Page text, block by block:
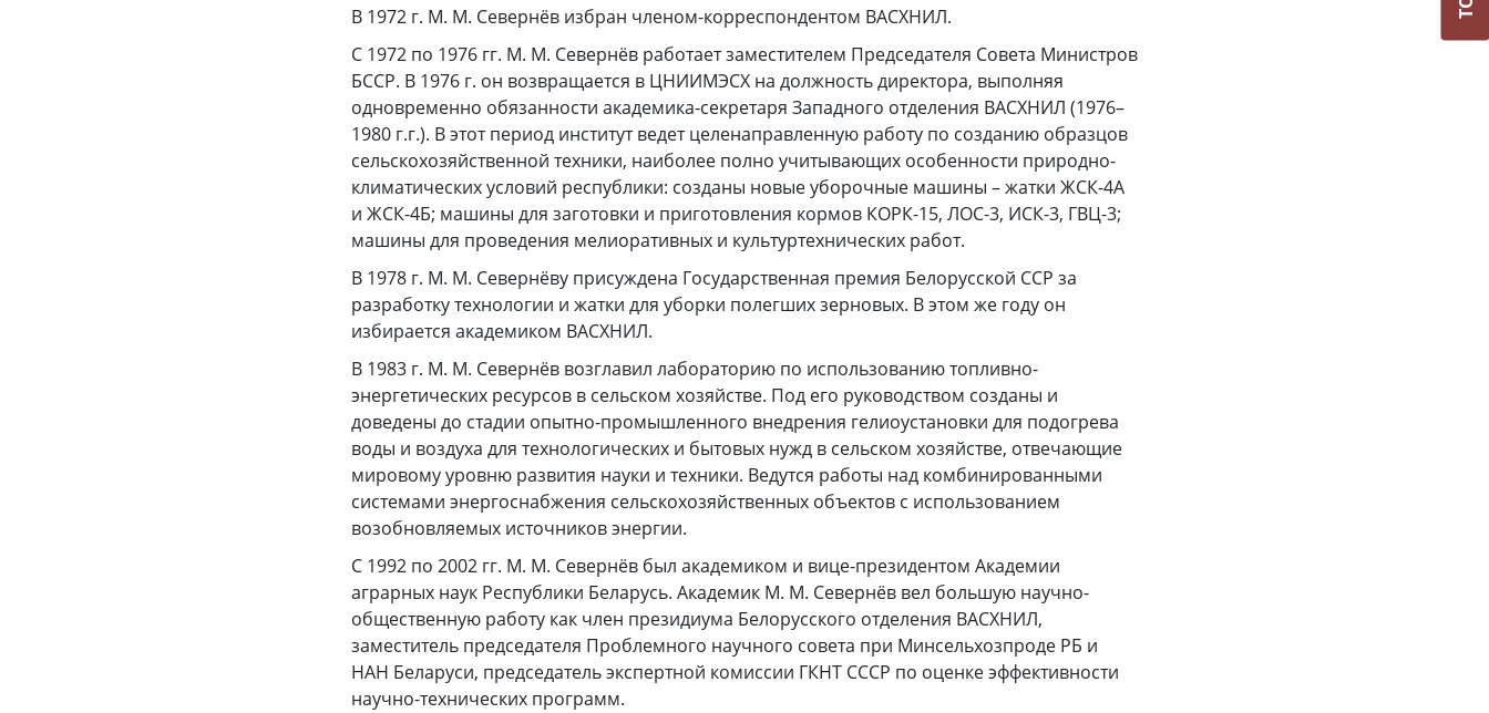
В 1972 г. М. М. Севернёв избран членом-корреспондентом ВАСХНИЛ.
С 1972 по 1976 гг. М. М. Севернёв работает заместителем Председателя Совета Министров
БССР. В 1976 г. он возвращается в ЦНИИМЭСХ на должность директора, выполняя
одновременно обязанности академика-секретаря Западного отделения ВАСХНИЛ (1976–
1980 г.г.). В этот период институт ведет целенаправленную работу по созданию образцов
сельскохозяйственной техники, наиболее полно учитывающих особенности природно-
климатических условий республики: созданы новые уборочные машины – жатки ЖСК-4А
и ЖСК-4Б; машины для заготовки и приготовления кормов КОРК-15, ЛОС-3, ИСК-3, ГВЦ-3;
машины для проведения мелиоративных и культуртехнических работ.
В 1978 г. М. М. Севернёву присуждена Государственная премия Белорусской ССР за
разработку технологии и жатки для уборки полегших зерновых. В этом же году он
избирается академиком ВАСХНИЛ.
В 1983 г. М. М. Севернёв возглавил лабораторию по использованию топливно-
энергетических ресурсов в сельском хозяйстве. Под его руководством созданы и
доведены до стадии опытно-промышленного внедрения гелиоустановки для подогрева
воды и воздуха для технологических и бытовых нужд в сельском хозяйстве, отвечающие
мировому уровню развития науки и техники. Ведутся работы над комбинированными
системами энергоснабжения сельскохозяйственных объектов с использованием
возобновляемых источников энергии.
С 1992 по 2002 гг. М. М. Севернёв был академиком и вице-президентом Академии
аграрных наук Республики Беларусь. Академик М. М. Севернёв вел большую научно-
общественную работу как член президиума Белорусского отделения ВАСХНИЛ,
заместитель председателя Проблемного научного совета при Минсельхозпроде РБ и
НАН Беларуси, председатель экспертной комиссии ГКНТ СССР по оценке эффективности
научно-технических программ.